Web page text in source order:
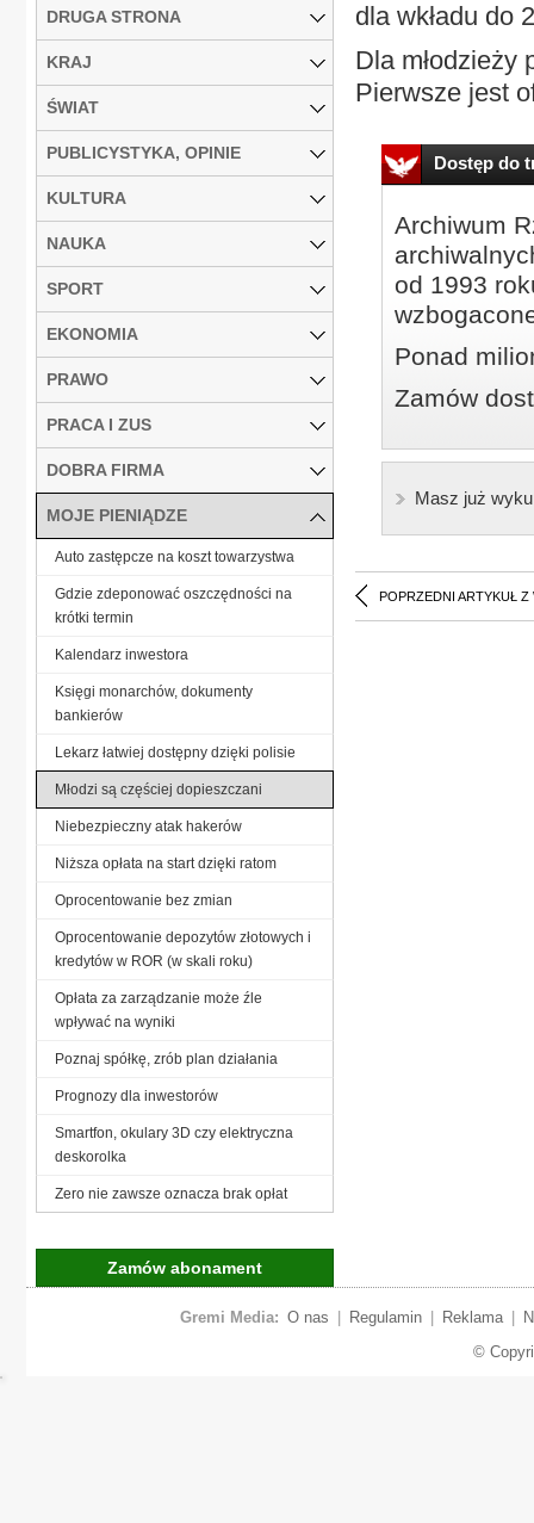
dla wkładu do
Dla młodzieży
Pierwsze jest
Dostęp do
Archiwum
od 1993
Ponad
Zamów
Masz już
POPRZEDNI ARTYKUŁ Z
DRUGA STRONA
KRAJ
ŚWIAT
PUBLICYSTYKA, OPINIE
KULTURA
NAUKA
SPORT
EKONOMIA
PRAWO
PRACA I ZUS
DOBRA FIRMA
MOJE PIENIĄDZE
Auto zastępcze na koszt towarzystwa
Gdzie zdeponować oszczędności na
krótki termin
Kalendarz inwestora
Księgi monarchów, dokumenty
bankierów
Lekarz łatwiej dostępny dzięki polisie
Młodzi są częściej dopieszczani
Niebezpieczny atak hakerów
Niższa opłata na start dzięki ratom
Oprocentowanie bez zmian
Oprocentowanie depozytów złotowych i
kredytów w ROR (w skali roku)
Opłata za zarządzanie może źle
wpływać na wyniki
Poznaj spółkę, zrób plan działania
Prognozy dla inwestorów
Smartfon, okulary 3D czy elektryczna
deskorolka
Zero nie zawsze oznacza brak opłat
Zamów abonament
Gremi Media: O nas Regulamin Reklama
©